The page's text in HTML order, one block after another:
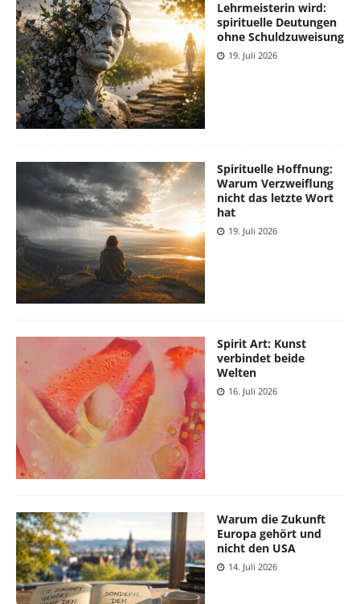
Lehrmeisterin wird:
spirituelle Deutungen
ohne Schuldzuweisung
19. Juli 2026
Spirituelle Hoffnung:
Warum Verzweiflung
nicht das letzte Wort
hat
19. Juli 2026
Spirit Art: Kunst
verbindet beide
Welten
16. Juli 2026
Warum die Zukunft
Europa gehört und
nicht den USA
14. Juli 2026